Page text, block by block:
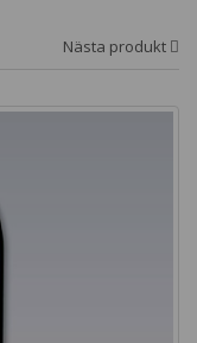
Nästa produkt